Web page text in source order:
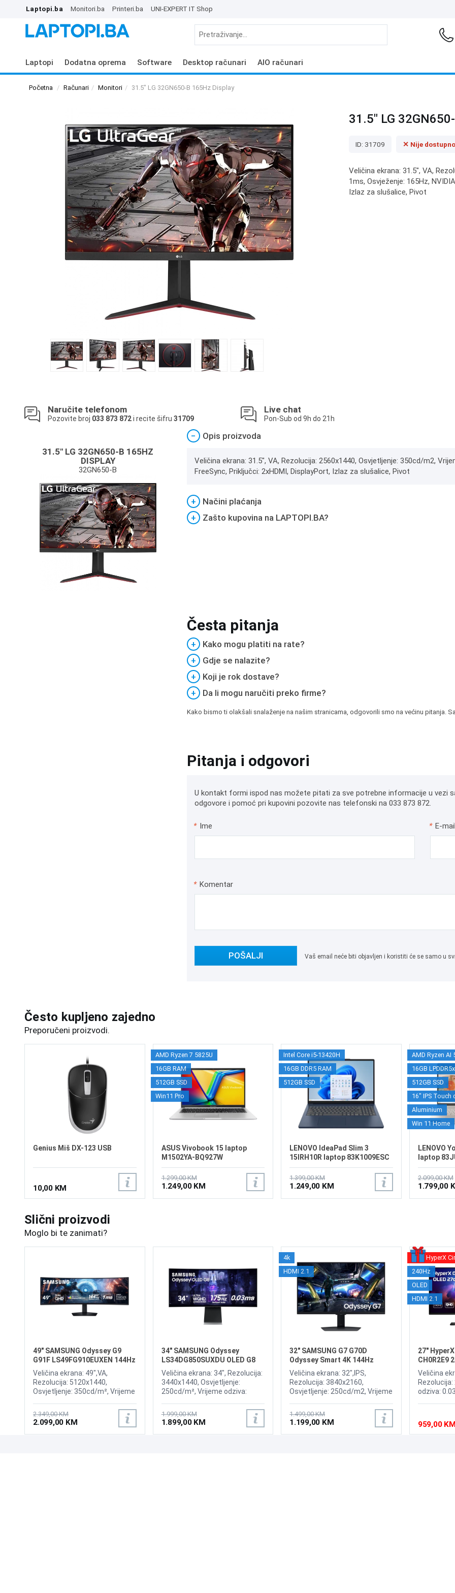
Laptopi.ba Monitori.ba Printeri.ba UNI-EXPERT IT Shop
Laptopi Dodatna oprema Software Desktop računari AIO računari
Početna Računari Monitori 31.5" LG 32GN650-B 165Hz Display
31.5" LG
ID: 31709 ✕ Nije dostupno
Veličina ekrana: 31.5", VA,
1ms, Osvježenje: 165Hz,
Izlaz za slušalice, Pivot
Naručite telefonom
Pozovite broj 033 873 872i recite šifru 31709
Live chat
Pon-Sub od 9h do 21h
31.5" LG 32GN650-B 165HZ
DISPLAY
32GN650-B
− Opis proizvoda
Veličina ekrana: 31.5", VA, Rezolucija: 2560x1440, Osvjetljenje: 350cd/m2,
FreeSync, Priključci: 2xHDMI, DisplayPort, Izlaz za slušalice, Pivot
+
Načini plaćanja
+
Zašto kupovina na LAPTOPI.BA?
Česta pitanja
+
Kako mogu platiti na rate?
+
Gdje se nalazite?
+
Koji je rok dostave?
+
Da li mogu naručiti preko firme?
Kako bismo ti olakšali snalaženje na našim stranicama, odgovorili smo na većinu pitanja.
Pitanja i odgovori
U kontakt formi ispod nas možete pitati za sve potrebne informacije u vezi
odgovore i pomoć pri kupovini pozovite nas telefonski na 033 873 872.
* Ime * E-mail
* Komentar
POŠALJI Vaš email neće biti objavljen i koristiti će se samo u
Često kupljeno zajedno
Preporučeni proizvodi.
Genius Miš DX-123 USB
10,00 KM
AMD Ryzen 7 5825U
16GB RAM
512GB SSD
Win11 Pro
ASUS Vivobook 15 laptop
M1502YA-BQ927W
1.299,00 KM
1.249,00 KM
Intel Core i5-13420H
16GB DDR5 RAM
512GB SSD
LENOVO IdeaPad Slim 3
15IRH10R laptop 83K1009ESC
1.399,00 KM
1.249,00 KM
AMD Ryzen AI
16GB
512GB SSD
16" IPS Touch
Aluminium
Win 11 Home
LENOVO
laptop
2.099,00 KM
1.799,00
Slični proizvodi
Moglo bi te zanimati?
49" SAMSUNG Odyssey G9
G91F LS49FG910EUXEN 144Hz
Gaming Curved Display
Veličina ekrana: 49",VA,
Rezolucija: 5120x1440,
Osvjetljenje: 350cd/m², Vrijeme
AMD FreeSync Premium Pro,
Priključci: 2xHDMI 2.1,
DisplayPort, 2xUSB 3.2, USB-B
2.349,00 KM
2.099,00 KM
34" SAMSUNG Odyssey
LS34DG850SUXDU OLED G8
175Hz Gaming Curved Display
Veličina ekrana: 34", Rezolucija:
3440x1440, Osvjetljenje:
250cd/m², Vrijeme odziva:
Wireless LAN, Bluetooth ,
Priključci: 2xHDMI, DisplayPort,
2xUSB 3.0, Zvučnici:Adaptive
1.999,00 KM
1.899,00 KM
4k
HDMI 2.1
32" SAMSUNG G7 G70D
Odyssey Smart 4K 144Hz
Display
Veličina ekrana: 32",IPS,
Rezolucija: 3840x2160,
Osvjetljenje: 250cd/m2, Vrijeme
Premium, Windows 11
compatible,OS: Tizen, Wireless,
Bluetooth, Priključci: 2xHDMI
1.499,00 KM
1.199,00 KM
HyperX
240Hz
OLED
HDMI 2.1
27" HyperX
CH0R2E9
Display
Veličina
odziva:
Sync,
OLED
2xHDMI
959,00 KM